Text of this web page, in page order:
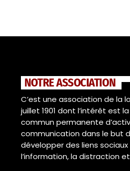
NOTRE ASSOCIATION
C’est une association de la
juillet 1901 dont l’intérêt est
commun permanente
communication dans le but
développer des liens
l’information, la distraction